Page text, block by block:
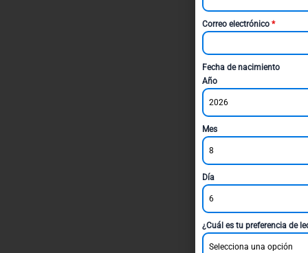
Correo electrónico *
Fecha de nacimiento
Año
2026
Mes
8
Día
6
¿Cuál es tu preferencia de
Selecciona una opción